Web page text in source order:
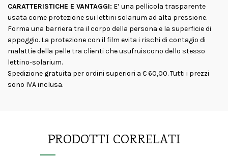
CARATTERISTICHE E VANTAGGI: E’ una pellicola trasparente
usata come protezione sui lettini solarium ad alta pressione.
Forma una barriera tra il corpo della persona e la superficie di
appoggio. La protezione con il film evita i rischi di contagio di
malattie della pelle tra clienti che usufruiscono dello stesso
lettino-solarium.
Spedizione gratuita per ordini superiori a € 60,00. Tutti i prezzi
sono IVA inclusa.
PRODOTTI CORRELATI